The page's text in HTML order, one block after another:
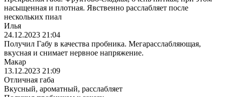
насыщенная и плотная. Явственно расслабляет после
нескольких пиал
Илья
24.12.2023 21:04
Получил Габу в качества пробника. Мегарасслабляющая,
вкусная и снимает нервное напряжение.
Макар
13.12.2023 21:09
Отличная габа
Вкусный, ароматный, расслабляет